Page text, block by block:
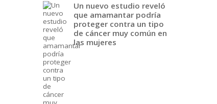
Un nuevo estudio reveló
que amamantar podría
proteger contra un tipo
de cáncer muy común en
las mujeres